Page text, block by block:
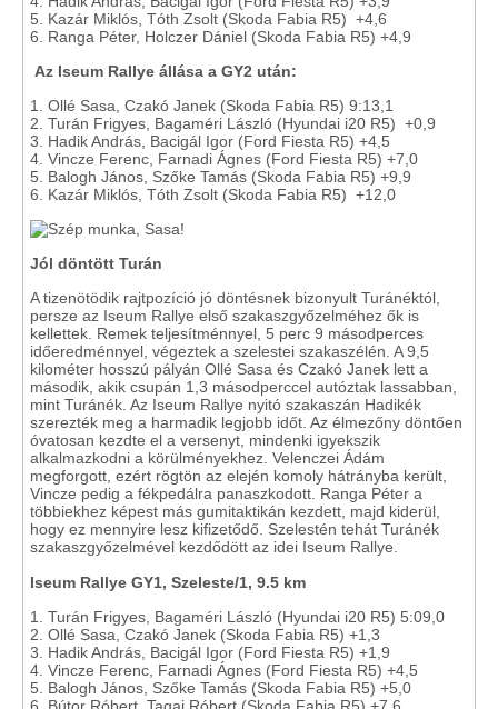
5. Kazár Miklós, Tóth Zsolt (Skoda Fabia R5) +4,6
6. Ranga Péter, Holczer Dániel (Skoda Fabia R5) +4,9
Az Iseum Rallye állása a GY2 után:
1. Ollé Sasa, Czakó Janek (Skoda Fabia R5) 9:13,1
2. Turán Frigyes, Bagaméri László (Hyundai i20 R5) +0,9
3. Hadik András, Bacigál Igor (Ford Fiesta R5) +4,5
4. Vincze Ferenc, Farnadi Ágnes (Ford Fiesta R5) +7,0
5. Balogh János, Szőke Tamás (Skoda Fabia R5) +9,9
6. Kazár Miklós, Tóth Zsolt (Skoda Fabia R5) +12,0
Jól döntött Turán
A tizenötödik rajtpozíció jó döntésnek bizonyult Turánéktól,
persze az Iseum Rallye első szakaszgyőzelméhez ők is
kellettek. Remek teljesítménnyel, 5 perc 9 másodperces
időeredménnyel, végeztek a szelestei szakaszélén. A 9,5
kilométer hosszú pályán Ollé Sasa és Czakó Janek lett a
második, akik csupán 1,3 másodperccel autóztak lassabban,
mint Turánék. Az Iseum Rallye nyitó szakaszán Hadikék
szerezték meg a harmadik legjobb időt. Az élmezőny döntően
óvatosan kezdte el a versenyt, mindenki igyekszik
alkalmazkodni a körülményekhez. Velenczei Ádám
megforgott, ezért rögtön az elején komoly hátrányba került,
Vincze pedig a fékpedálra panaszkodott. Ranga Péter a
többiekhez képest más gumitaktikán kezdett, majd kiderül,
hogy ez mennyire lesz kifizetődő. Szelestén tehát Turánék
szakaszgyőzelmével kezdődött az idei Iseum Rallye.
Iseum Rallye GY1, Szeleste/1, 9.5 km
1. Turán Frigyes, Bagaméri László (Hyundai i20 R5) 5:09,0
2. Ollé Sasa, Czakó Janek (Skoda Fabia R5) +1,3
3. Hadik András, Bacigál Igor (Ford Fiesta R5) +1,9
4. Vincze Ferenc, Farnadi Ágnes (Ford Fiesta R5) +4,5
5. Balogh János, Szőke Tamás (Skoda Fabia R5) +5,0